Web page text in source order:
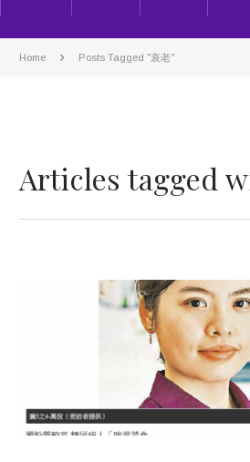
Home Posts Tagged "衰老"
Articles tagged